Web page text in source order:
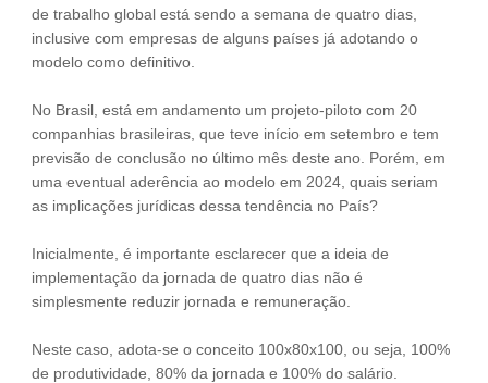
de trabalho global está sendo a semana de quatro dias,
inclusive com empresas de alguns países já adotando o
modelo como definitivo.
No Brasil, está em andamento um projeto-piloto com 20
companhias brasileiras, que teve início em setembro e tem
previsão de conclusão no último mês deste ano. Porém, em
uma eventual aderência ao modelo em 2024, quais seriam
as implicações jurídicas dessa tendência no País?
Inicialmente, é importante esclarecer que a ideia de
implementação da jornada de quatro dias não é
simplesmente reduzir jornada e remuneração.
Neste caso, adota-se o conceito 100x80x100, ou seja, 100%
de produtividade, 80% da jornada e 100% do salário.